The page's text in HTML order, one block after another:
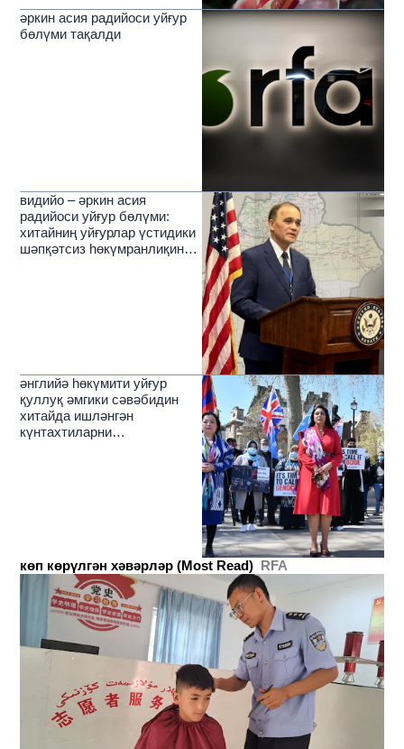
әркин асия радийоси уйғур
бөлүми тақалди
видийо – әркин асия
радийоси уйғур бөлүми:
хитайниң уйғурлар үстидики
шәпқәтсиз һөкүмранлиқиниң
әнглийә һөкүмити уйғур
қуллуқ әмгики сәвәбидин
хитайда ишләнгән
күнтахтиларни
көп көрүлгән хәвәрләр (Most Read) RFA